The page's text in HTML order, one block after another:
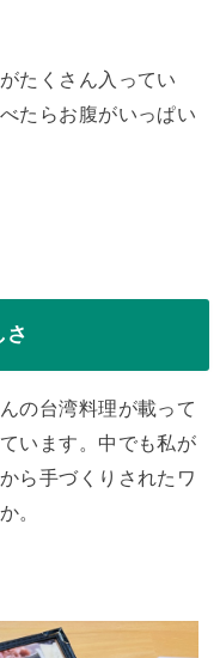
たくさん入ってい
たらお腹がいっぱい
さ
の台湾料理が載って
います。中でも私が
ら手づくりされたワ
。